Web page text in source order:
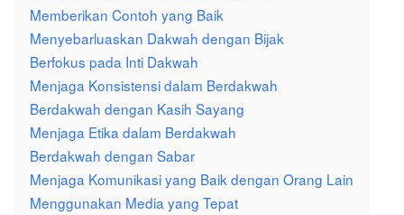
Memberikan Contoh yang Baik
Menyebarluaskan Dakwah dengan Bijak
Berfokus pada Inti Dakwah
Menjaga Konsistensi dalam Berdakwah
Berdakwah dengan Kasih Sayang
Menjaga Etika dalam Berdakwah
Berdakwah dengan Sabar
Menjaga Komunikasi yang Baik dengan Orang Lain
Menggunakan Media yang Tepat